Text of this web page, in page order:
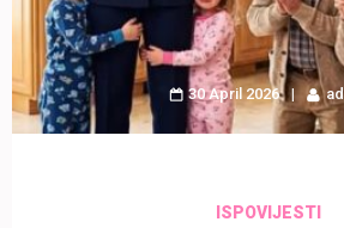
30 April 2026
ISPOVIJESTI